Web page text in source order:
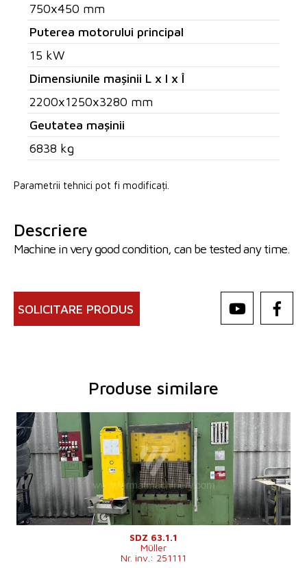
750x450 mm
Puterea motorului principal
15 kW
Dimensiunile mașinii L x l x Î
2200x1250x3280 mm
Geutatea mașinii
6838 kg
Parametrii tehnici pot fi modificați.
Descriere
Machine in very good condition, can be tested any time.
SOLICITARE PRODUS
Produse similare
An fabricație:
1978
Forța nominală de deformare a presei
63 t
Dimensiunile suprafeței de lucru a mesei 620x500 mm
Puterea motorului principal
22 kW
Sistem de control
nu
SDZ 63.1.1
Müller
Nr. inv.: 251111